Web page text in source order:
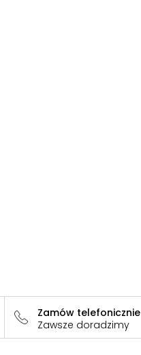
Zamów telefonicznie
Zawsze doradzimy